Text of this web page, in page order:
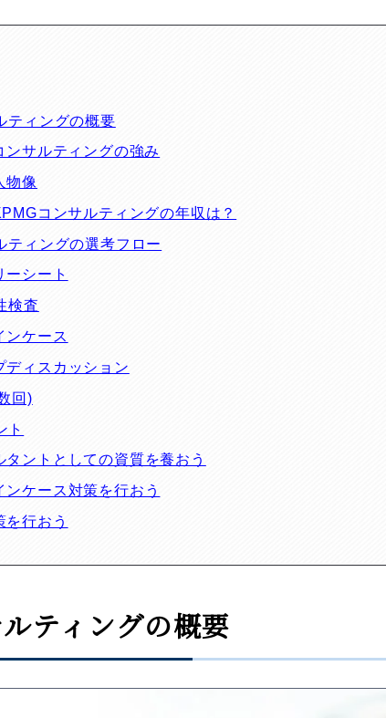
ティングの概要
ンサルティングの強み
物像
コンサルティングの年収は？
ティングの選考フロー
ーシート
検査
ンケース
ディスカッション
回)
ト
タントとしての資質を養おう
ンケース対策を行おう
を行おう
ティングの概要